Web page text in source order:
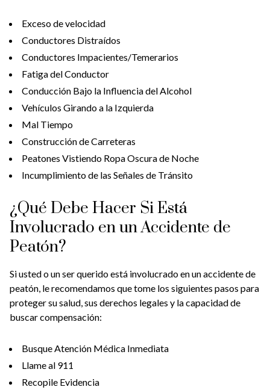
Exceso de velocidad
Conductores Distraídos
Conductores Impacientes/Temerarios
Fatiga del Conductor
Conducción Bajo la Influencia del Alcohol
Vehículos Girando a la Izquierda
Mal Tiempo
Construcción de Carreteras
Peatones Vistiendo Ropa Oscura de Noche
Incumplimiento de las Señales de Tránsito
¿Qué Debe Hacer Si Está
Involucrado en un Accidente de
Peatón?
Si usted o un ser querido está involucrado en un accidente de
peatón, le recomendamos que tome los siguientes pasos para
proteger su salud, sus derechos legales y la capacidad de
buscar compensación:
Busque Atención Médica Inmediata
Llame al 911
Recopile Evidencia